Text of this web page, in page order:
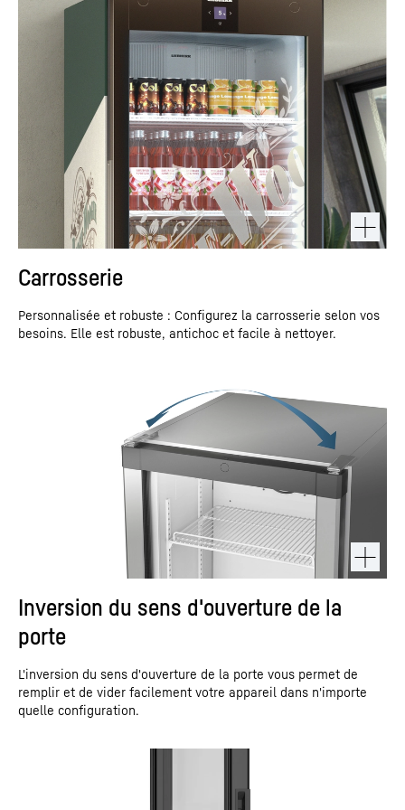
Carrosserie
Personnalisée et robuste : Configurez la carrosserie selon vos
besoins. Elle est robuste, antichoc et facile à nettoyer.
Inversion du sens d'ouverture de la
porte
L'inversion du sens d'ouverture de la porte vous permet de
remplir et de vider facilement votre appareil dans n'importe
quelle configuration.